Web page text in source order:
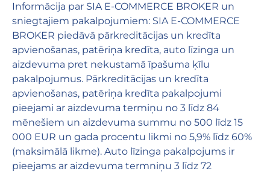
Informācija par SIA E-COMMERCE BROKER un
sniegtajiem pakalpojumiem: SIA E-COMMERCE
BROKER piedāvā pārkreditācijas un kredīta
apvienošanas, patēriņa kredīta, auto līzinga un
aizdevuma pret nekustamā īpašuma ķīlu
pakalpojumus. Pārkreditācijas un kredīta
apvienošanas, patēriņa kredīta pakalpojumi
pieejami ar aizdevuma termiņu no 3 līdz 84
mēnešiem un aizdevuma summu no 500 līdz 15
000 EUR un gada procentu likmi no 5,9% līdz 60%
(maksimālā likme). Auto līzinga pakalpojums ir
pieejams ar aizdevuma termniņu 3 līdz 72